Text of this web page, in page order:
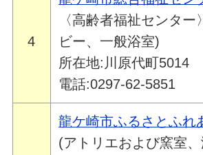
4
〈高齢者福祉センター
ビー、一般浴室)
所在地:川原代町5014
電話:0297-62-5851
龍ケ崎市ふるさとふれ
(アトリエおよび窯室